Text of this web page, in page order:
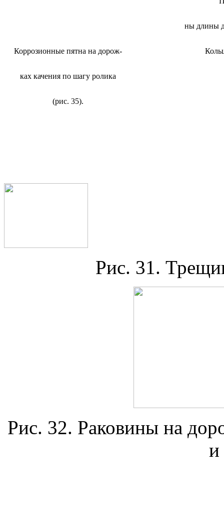
ны длины
Коррозионные пятна на дорож-
ках качения по шагу ролика
(рис. 35).
Рис. 31.
Рис. 32. Раковины на
и